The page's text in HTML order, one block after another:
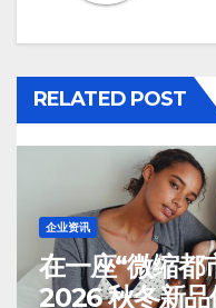
RELATED POST
企业资讯
在一座“微缩都
2026 秋冬新品